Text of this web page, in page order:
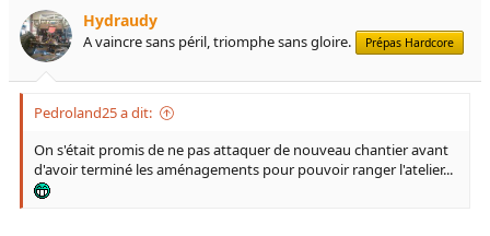
Hydraudy
A vaincre sans péril, triomphe sans gloire. Prépas Hardcore
Pedroland25 a dit:
On s'était promis de ne pas attaquer de nouveau chantier avant
d'avoir terminé les aménagements pour pouvoir ranger l'atelier...